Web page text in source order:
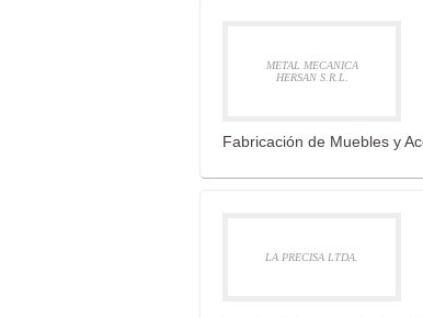
METAL MECANICA
HERSAN S.R.L.
Fabricación de Muebles y
LA PRECISA LTDA.